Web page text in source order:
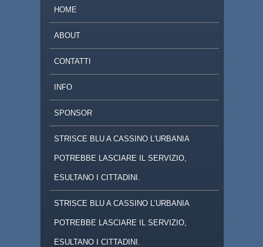
VAI AL CONTENUTO PRINCIPALE
VAI AL CONTENUTO SECONDARIO
HOME
ABOUT
CONTATTI
INFO
SPONSOR
STRISCE BLU A CASSINO L'URBANIA
POTREBBE LASCIARE IL SERVIZIO,
ESULTANO I CITTADINI.
STRISCE BLU A CASSINO L’URBANIA
POTREBBE LASCIARE IL SERVIZIO,
ESULTANO I CITTADINI.